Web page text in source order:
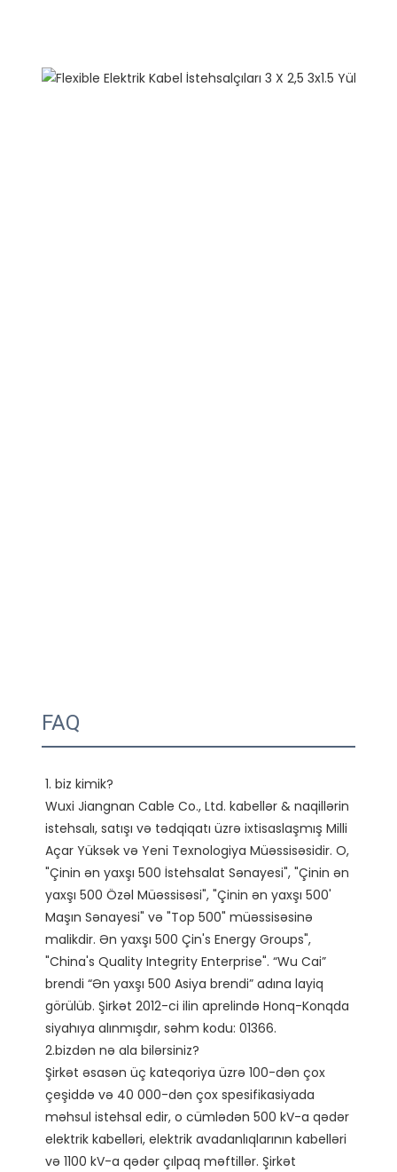
FAQ
1. biz kimik?
Wuxi Jiangnan Cable Co., Ltd. kabellər & naqillərin
istehsalı, satışı və tədqiqatı üzrə ixtisaslaşmış Milli
Açar Yüksək və Yeni Texnologiya Müəssisəsidir. O,
"Çinin ən yaxşı 500 İstehsalat Sənayesi", "Çinin ən
yaxşı 500 Özəl Müəssisəsi", "Çinin ən yaxşı 500'
Maşın Sənayesi" və "Top 500" müəssisəsinə
malikdir. Ən yaxşı 500 Çin's Energy Groups",
"China's Quality Integrity Enterprise". “Wu Cai”
brendi “Ən yaxşı 500 Asiya brendi” adına layiq
görülüb. Şirkət 2012-ci ilin aprelində Honq-Konqda
siyahıya alınmışdır, səhm kodu: 01366.
2.bizdən nə ala bilərsiniz?
Şirkət əsasən üç kateqoriya üzrə 100-dən çox
çeşiddə və 40 000-dən çox spesifikasiyada
məhsul istehsal edir, o cümlədən 500 kV-a qədər
elektrik kabelləri, elektrik avadanlıqlarının kabelləri
və 1100 kV-a qədər çılpaq məftillər. Şirkət